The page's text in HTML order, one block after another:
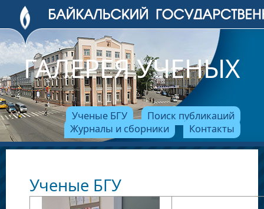
ГАЛЕРЕЯ УЧЕНЫХ
Ученые БГУ
Поиск публикаций
Журналы и сборники
Контакты
Ученые БГУ